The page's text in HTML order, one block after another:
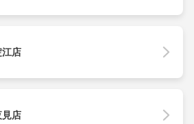
江店
見店